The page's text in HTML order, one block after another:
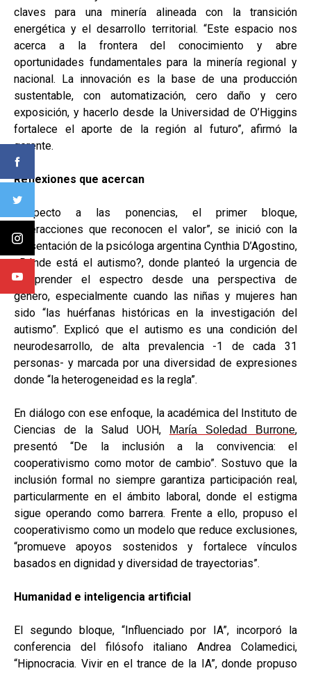
claves para una minería alineada con la transición
energética y el desarrollo territorial. “Este espacio nos
acerca a la frontera del conocimiento y abre
oportunidades fundamentales para la minería regional y
nacional. La innovación es la base de una producción
sustentable, con automatización, cero daño y cero
exposición, y hacerlo desde la Universidad de O’Higgins
fortalece el aporte de la región al futuro”, afirmó la
gerente.
Reflexiones que acercan
Respecto a las ponencias, el primer bloque,
“Interacciones que reconocen el valor”, se inició con la
presentación de la psicóloga argentina Cynthia D’Agostino,
¿Dónde está el autismo?, donde planteó la urgencia de
comprender el espectro desde una perspectiva de
género, especialmente cuando las niñas y mujeres han
sido “las huérfanas históricas en la investigación del
autismo”. Explicó que el autismo es una condición del
neurodesarrollo, de alta prevalencia -1 de cada 31
personas- y marcada por una diversidad de expresiones
donde “la heterogeneidad es la regla”.
En diálogo con ese enfoque, la académica del Instituto de
Ciencias de la Salud UOH,
María Soledad Burrone,
presentó “De la inclusión a la convivencia: el
cooperativismo como motor de cambio”. Sostuvo que la
inclusión formal no siempre garantiza participación real,
particularmente en el ámbito laboral, donde el estigma
sigue operando como barrera. Frente a ello, propuso el
cooperativismo como un modelo que reduce exclusiones,
“promueve apoyos sostenidos y fortalece vínculos
basados en dignidad y diversidad de trayectorias”.
Humanidad e inteligencia artificial
El segundo bloque, “Influenciado por IA”, incorporó la
conferencia del filósofo italiano Andrea Colamedici,
“Hipnocracia. Vivir en el trance de la IA”, donde propuso